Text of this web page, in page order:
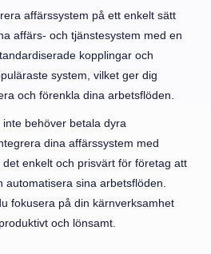
affärssystem på ett enkelt sätt
affärs- och tjänstesystem med en
kopplingar och
system, vilket ger dig
och förenkla dina arbetsflöden.
behöver betala dyra
dina affärssystem med
enkelt och prisvärt för företag att
automatisera sina arbetsflöden.
fokusera på din kärnverksamhet
och lönsamt.